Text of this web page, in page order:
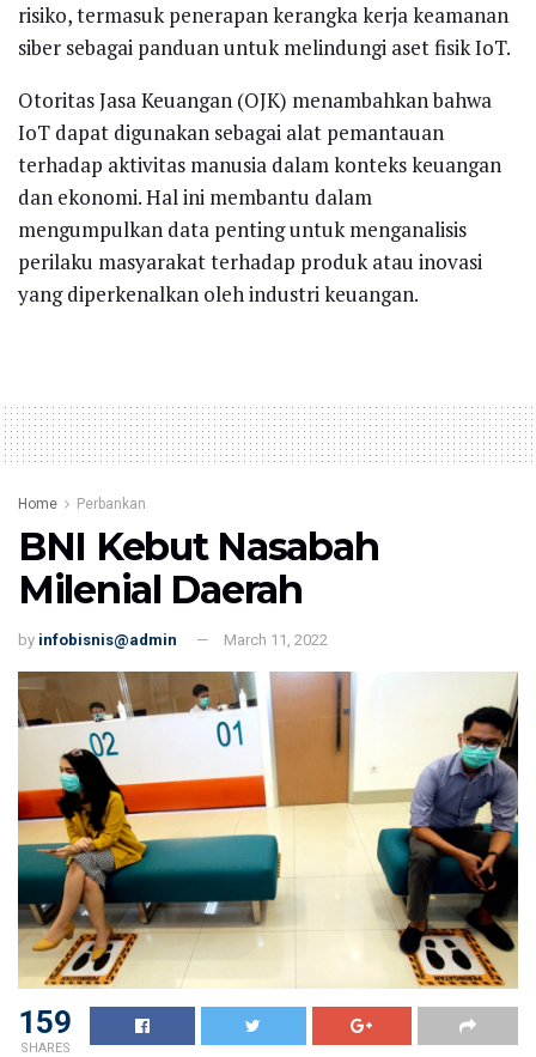
risiko, termasuk penerapan kerangka kerja keamanan
siber sebagai panduan untuk melindungi aset fisik IoT.
Otoritas Jasa Keuangan (OJK) menambahkan bahwa
IoT dapat digunakan sebagai alat pemantauan
terhadap aktivitas manusia dalam konteks keuangan
dan ekonomi. Hal ini membantu dalam
mengumpulkan data penting untuk menganalisis
perilaku masyarakat terhadap produk atau inovasi
yang diperkenalkan oleh industri keuangan.
Home Perbankan
BNI Kebut Nasabah
Milenial Daerah
by infobisnis@admin March 11, 2022
159
SHARES